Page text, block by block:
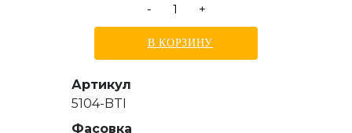
- +
В КОРЗИНУ
Артикул
5104-BTI
Фасовка